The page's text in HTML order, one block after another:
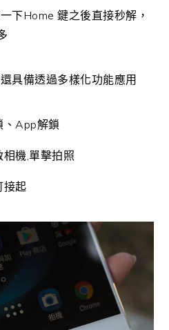
下Home 鍵之後直接秒解，
具備透過多樣化功能應用
、App解鎖
機,單擊拍照
接起